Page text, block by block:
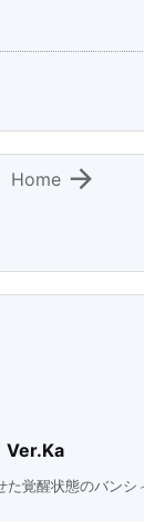

Home
Ver.Ka
た覚醒状態のバンシ